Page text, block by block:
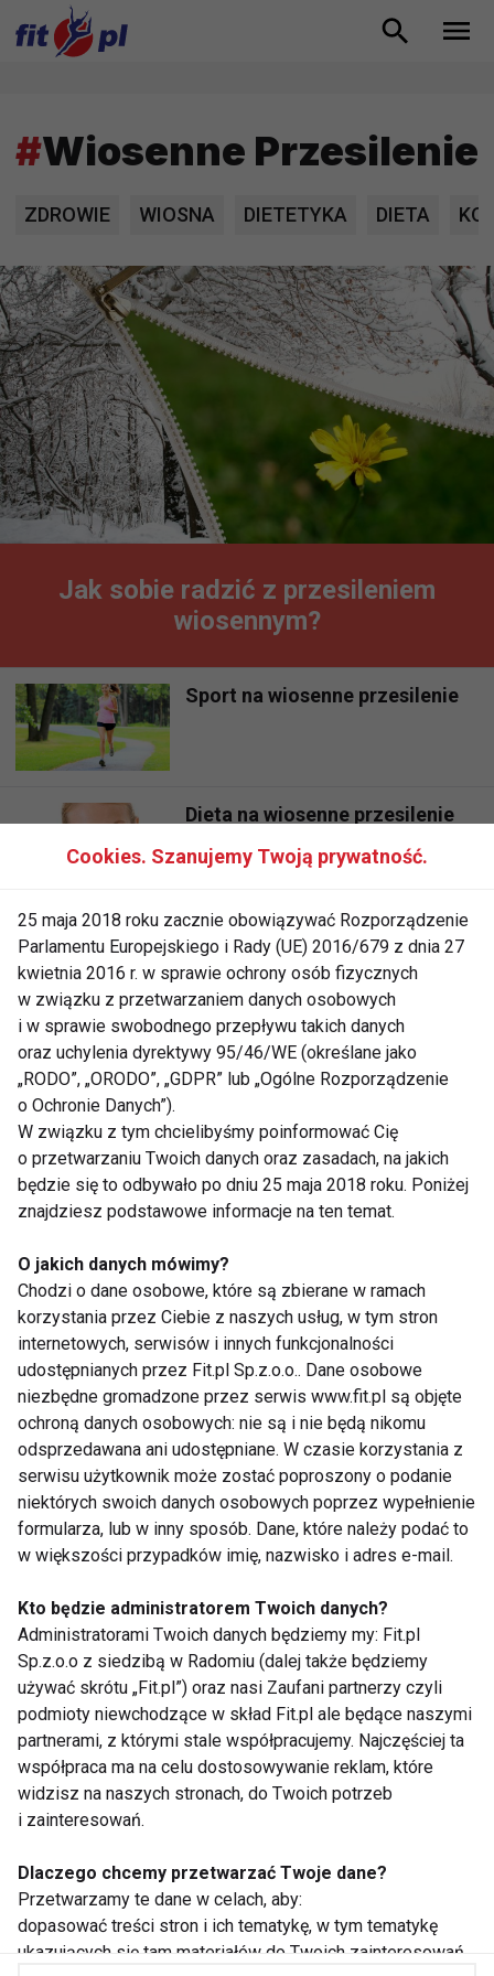
#Wiosenne Przesilenie
ZDROWIE WIOSNA DIETETYKA DIETA
Jak sobie radzić z przesileniem
wiosennym?
Sport na wiosenne przesilenie
Dieta na wiosenne przesilenie
Wiosenne przesilenie
Nie przegap nowości ze
świata FIT!
Zapisz się do naszego newslettera
Wyrażam zgodę na otrzymywanie informacji
handlowej drogą elektroniczną na podany adres e-mail
przez FIT.PL. Więcej informacji znajdziesz w Polityce
Prywatności.
ZAPISZ SIĘ
WSPÓŁPRACA
REDAKCJA
PRYWATNOŚĆ
Newsletter
Cookies. Szanujemy Twoją prywatność.
25 maja 2018 roku zacznie obowiązywać Rozporządzenie
Parlamentu Europejskiego i Rady (UE) 2016/679 z dnia 27
kwietnia 2016 r. w sprawie ochrony osób fizycznych
w związku z przetwarzaniem danych osobowych
i w sprawie swobodnego przepływu takich danych
oraz uchylenia dyrektywy 95/46/WE (określane jako
„RODO”, „ORODO”, „GDPR” lub „Ogólne Rozporządzenie
o Ochronie Danych”).
W związku z tym chcielibyśmy poinformować Cię
o przetwarzaniu Twoich danych oraz zasadach, na jakich
będzie się to odbywało po dniu 25 maja 2018 roku. Poniżej
znajdziesz podstawowe informacje na ten temat.
O jakich danych mówimy?
Chodzi o dane osobowe, które są zbierane w ramach
korzystania przez Ciebie z naszych usług, w tym stron
internetowych, serwisów i innych funkcjonalności
udostępnianych przez Fit.pl Sp.z.o.o.. Dane osobowe
niezbędne gromadzone przez serwis www.fit.pl są objęte
ochroną danych osobowych: nie są i nie będą nikomu
odsprzedawana ani udostępniane. W czasie korzystania z
serwisu użytkownik może zostać poproszony o podanie
niektórych swoich danych osobowych poprzez wypełnienie
formularza, lub w inny sposób. Dane, które należy podać to
w większości przypadków imię, nazwisko i adres e-mail.
Kto będzie administratorem Twoich danych?
Administratorami Twoich danych będziemy my: Fit.pl
Sp.z.o.o z siedzibą w Radomiu (dalej także będziemy
używać skrótu „Fit.pl”) oraz nasi Zaufani partnerzy czyli
podmioty niewchodzące w skład Fit.pl ale będące naszymi
partnerami, z którymi stale współpracujemy. Najczęściej ta
współpraca ma na celu dostosowywanie reklam, które
widzisz na naszych stronach, do Twoich potrzeb
i zainteresowań.
Dlaczego chcemy przetwarzać Twoje dane?
Przetwarzamy te dane w celach, aby:
dopasować treści stron i ich tematykę, w tym tematykę
ukazujących się tam materiałów do Twoich zainteresowań